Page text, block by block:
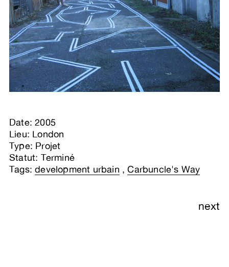
Date: 2005
Lieu: London
Type: Projet
Statut: Terminé
Tags:development urbain ,Carbuncle's Way
next